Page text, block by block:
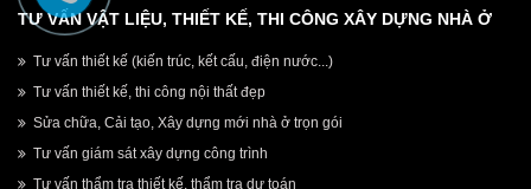
TƯ VẤN VẬT LIỆU, THIẾT KẾ, THI CÔNG XÂY DỰNG NHÀ Ở
Tư vấn thiết kế (kiến trúc, kết cấu, điện nước...)
Tư vấn thiết kế, thi công nội thất đẹp
Sửa chữa, Cải tạo, Xây dựng mới nhà ở trọn gói
Tư vấn giám sát xây dựng công trình
Tư vấn thẩm tra thiết kế, thẩm tra dự toán